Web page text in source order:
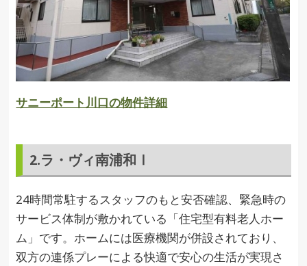
サニーポート川口の物件詳細
2.ラ・ヴィ南浦和Ⅰ
24時間常駐するスタッフのもと安否確認、緊急時の
サービス体制が敷かれている「住宅型有料老人ホー
ム」です。ホームには医療機関が併設されており、
双方の連係プレーによる快適で安心の生活が実現さ